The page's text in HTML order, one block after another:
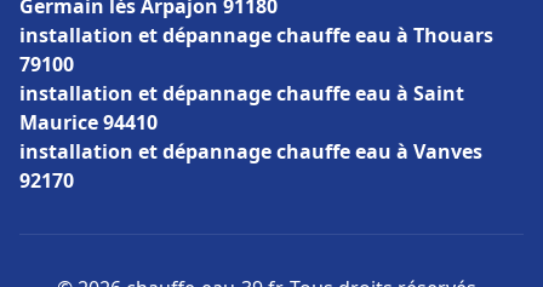
Germain lès Arpajon 91180
installation et dépannage chauffe eau à Thouars
79100
installation et dépannage chauffe eau à Saint
Maurice 94410
installation et dépannage chauffe eau à Vanves
92170